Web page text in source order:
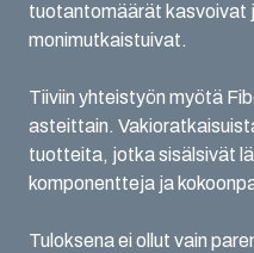
tuotantomäärät kasvoivat
monimutkaistuivat.
Tiiviin yhteistyön myötä
asteittain.
tuotteita, jotka sisälsivät
komponentteja ja
Tuloksena ei ollut vain